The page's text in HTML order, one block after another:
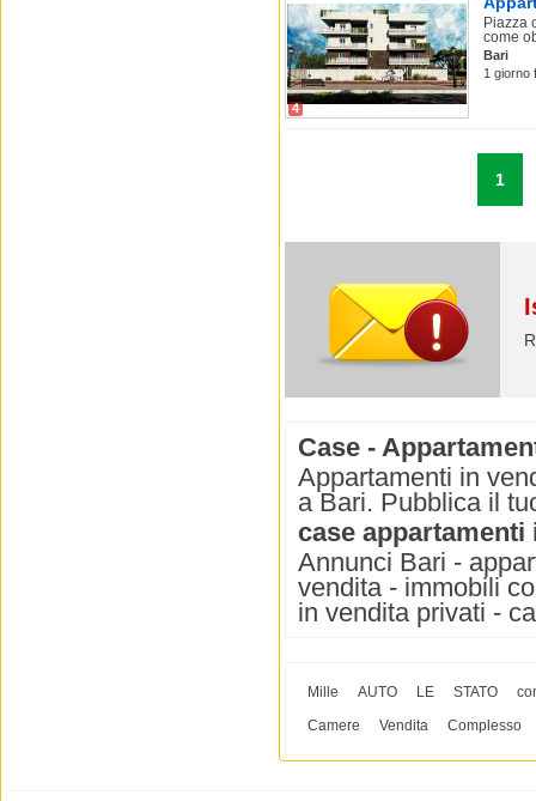
4
Piazza
come
Bari
1 giorno
1
Case -
Appartamenti in
a Bari. Pubblica il
case appartamenti
Annunci Bari -
vendita - immobili
in vendita privati -
Mille AUTO LE STATO
Camere
Vendita Complesso